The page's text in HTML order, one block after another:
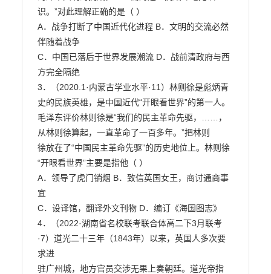
识。”对此理解正确的是（ ）
A．战争打断了中国近代化进程 B．文明的交流必然
伴随着战争
C．中国已落后于世界发展潮流 D．战前清政府与西
方完全隔绝
3．（2020.1·内蒙古学业水平·11）林则徐是彪炳青
史的民族英雄，是中国近代“开眼看世界”的第一人。
毛泽东评价林则徐是“我们的民主革命先驱，……，
从林则徐算起，一直革命了一百多年。”把林则
徐放在了“中国民主革命先驱”的历史地位上。林则徐
“开眼看世界”主要是指他（ ）
A．领导了虎门销烟 B．致信英国女王，商讨通商事
宜
C．设译馆，翻译外文刊物 D．编订《海国图志》
4．（2022·湖南省名校联考联合体高二下3月联考
·7）道光二十三年（1843年）以来，英国人多次要
求进
驻广州城，地方官员交涉无果上奏朝廷。道光帝指